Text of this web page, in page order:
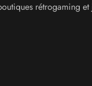
rétrogaming